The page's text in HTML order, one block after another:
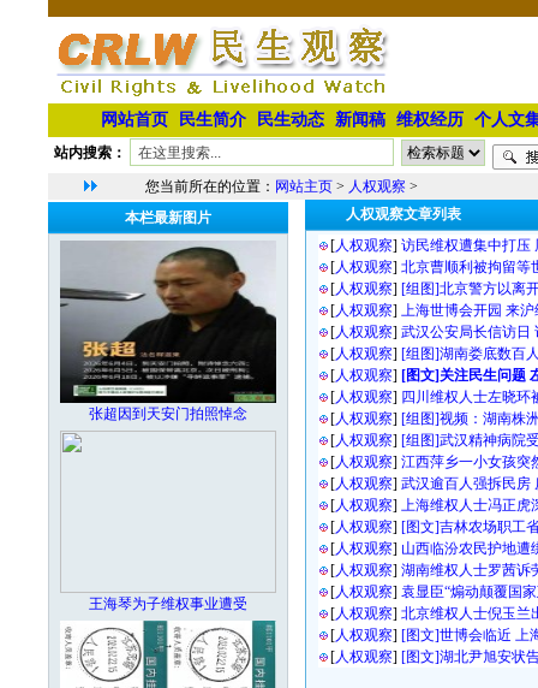
网站首页 民生简介 民生动态 新闻稿 维权经历 个人文
站内搜索：
您当前所在的位置： 网站主页 > 人权观察 >
本栏最新图片
张超因到天安门拍照悼念
王海琴为子维权事业遭受
人权观察文章列表
[人权观察] 访民维权遭集中打压
[人权观察] 北京曹顺利被拘留等
[人权观察] [组图]北京警方以离
[人权观察] 上海世博会开园 来
[人权观察] 武汉公安局长信访日
[人权观察] [组图]湖南娄底数百
[人权观察] [图文]关注民生问题
[人权观察] 四川维权人士左晓环
[人权观察] [组图]视频：湖南株
[人权观察] [组图]武汉精神病院
[人权观察] 江西萍乡一小女孩突
[人权观察] 武汉逾百人强拆民房
[人权观察] 上海维权人士冯正虎
[人权观察] [图文]吉林农场职工
[人权观察] 山西临汾农民护地遭
[人权观察] 湖南维权人士罗茜诉
[人权观察] 袁显臣“煽动颠覆国
[人权观察] 北京维权人士倪玉兰
[人权观察] [图文]世博会临近 上
[人权观察] [图文]湖北尹旭安状